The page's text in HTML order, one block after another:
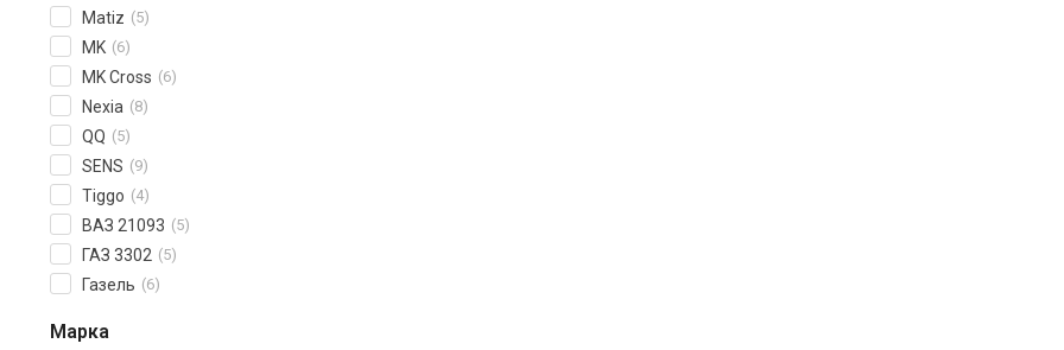
Matiz (5)
MK (6)
MK Cross (6)
Nexia (8)
QQ (5)
SENS (9)
Tiggo (4)
ВАЗ 21093 (5)
ГАЗ 3302 (5)
Газель (6)
Марка